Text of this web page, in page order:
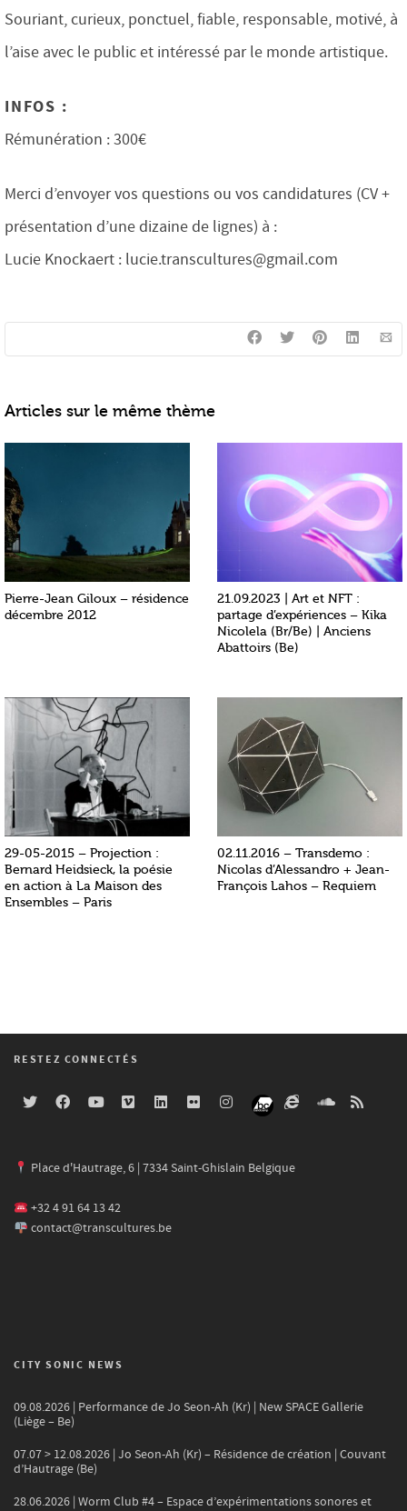
Souriant, curieux, ponctuel, fiable, responsable, motivé, à
l’aise avec le public et intéressé par le monde artistique.
INFOS :
Rémunération : 300€
Merci d’envoyer vos questions ou vos candidatures (CV +
présentation d’une dizaine de lignes) à :
Lucie Knockaert : lucie.transcultures@gmail.com
Articles sur le même thème
Pierre-Jean Giloux – résidence
décembre 2012
21.09.2023 | Art et NFT :
partage d’expériences – Kika
Nicolela (Br/Be) | Anciens
Abattoirs (Be)
29-05-2015 – Projection :
Bernard Heidsieck, la poésie
en action à La Maison des
Ensembles – Paris
02.11.2016 – Transdemo :
Nicolas d’Alessandro + Jean-
François Lahos – Requiem
RESTEZ CONNECTÉS
Place d'Hautrage, 6 | 7334 Saint-Ghislain Belgique
+32 4 91 64 13 42
contact@transcultures.be
CITY SONIC NEWS
09.08.2026 | Performance de Jo Seon-Ah (Kr) | New SPACE Gallerie
(Liège – Be)
07.07 > 12.08.2026 | Jo Seon-Ah (Kr) – Résidence de création | Couvant
d’Hautrage (Be)
28.06.2026 | Worm Club #4 – Espace d’expérimentations sonores et